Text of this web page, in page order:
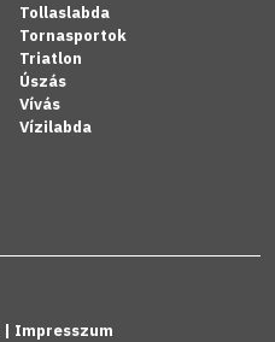
Tollaslabda
Tornasportok
Triatlon
Úszás
Vívás
Vízilabda
| Impresszum